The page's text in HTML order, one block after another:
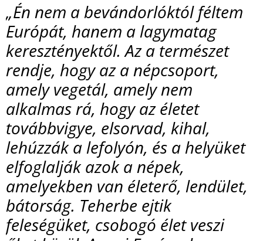
„Én nem a bevándorlóktól féltem
Európát, hanem a lagymatag
keresztényektől. Az a természet
rendje, hogy az a népcsoport,
amely vegetál, amely nem
alkalmas rá, hogy az életet
továbbvigye, elsorvad, kihal,
lehúzzák a lefolyón, és a helyüket
elfoglalják azok a népek,
amelyekben van életerő, lendület,
bátorság. Teherbe ejtik
feleségüket, csobogó élet veszi